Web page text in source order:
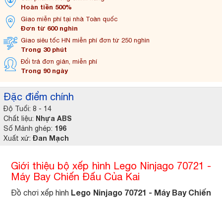
Đặc điểm chính
Độ Tuổi: 8 - 14
Chất liệu: Nhựa ABS
Số Mảnh ghép: 196
Xuất xứ: Đan Mạch
Hoàn tiền 500%
Giao miễn phí tại nhà Toàn quốc
Đơn từ 600 nghìn
Giao siêu tốc HN miễn phí đơn từ 250 nghìn
Trong 30 phút
Đổi trả đơn giản, miễn phí
Trong 90 ngày
Giới thiệu bộ xếp hình Lego Ninjago 70721 -
Máy Bay Chiến Đấu Của Kai
Đồ chơi xếp hình Lego Ninjago 70721 - Máy Bay Chiến